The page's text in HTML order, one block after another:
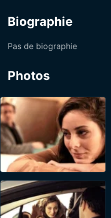
Biographie
Pas de biographie
Photos